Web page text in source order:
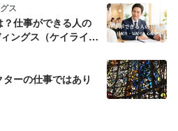
ス
仕事ができる人の
ングス（ケイライ
ーの仕事ではあり